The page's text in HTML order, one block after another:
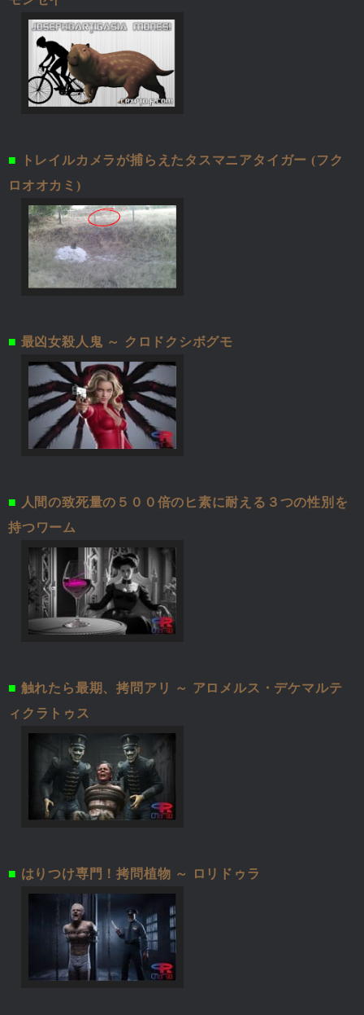
■
トレイルカメラが捕らえたタスマニアタイガー (フク
ロオオカミ)
■ 最凶女殺人鬼 ～ クロドクシボグモ
■ 人間の致死量の５００倍のヒ素に耐える３つの性別を
持つワーム
■ 触れたら最期、拷問アリ ～ アロメルス・デケマルテ
ィクラトゥス
■ はりつけ専門！拷問植物 ～ ロリドゥラ